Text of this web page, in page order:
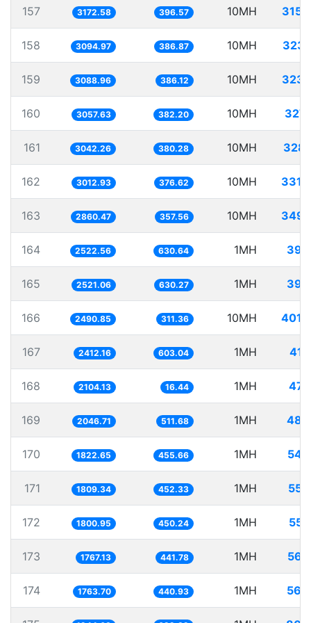
157 3172.58 396.57 10MH
158 3094.97 386.87 10MH
159 3088.96 386.12 10MH
160 3057.63 382.20 10MH
161 3042.26 380.28 10MH
162 3012.93 376.62 10MH
163 2860.47 357.56 10MH
164 2522.56 630.64 1MH
165 2521.06 630.27 1MH
166 2490.85 311.36 10MH
167 2412.16 603.04 1MH
168 2104.13 16.44 1MH
169 2046.71 511.68 1MH
170 1822.65 455.66 1MH
171 1809.34 452.33 1MH
172 1800.95 450.24 1MH
173 1767.13 441.78 1MH
174 1763.70 440.93 1MH